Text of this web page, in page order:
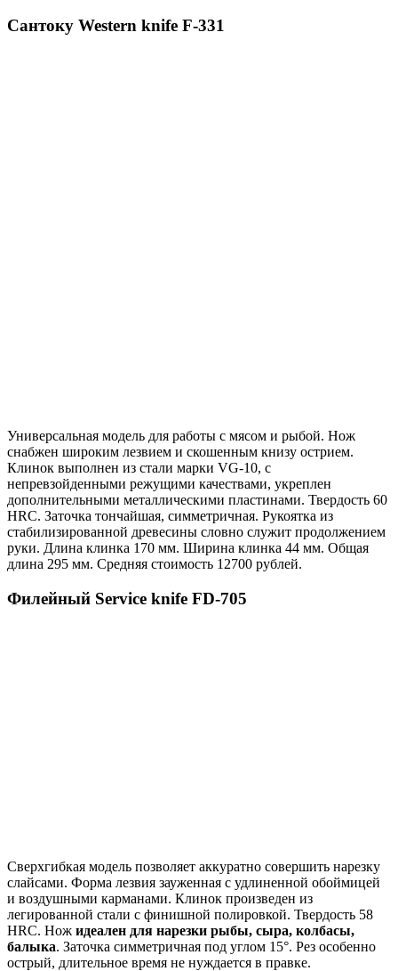
Сантоку Western knife F-331
Универсальная модель для работы с мясом и рыбой. Нож
снабжен широким лезвием и скошенным книзу острием.
Клинок выполнен из стали марки VG-10, с
непревзойденными режущими качествами, укреплен
дополнительными металлическими пластинами. Твердость 60
HRC. Заточка тончайшая, симметричная. Рукоятка из
стабилизированной древесины словно служит продолжением
руки. Длина клинка 170 мм. Ширина клинка 44 мм. Общая
длина 295 мм. Средняя стоимость 12700 рублей.
Филейный Service knife FD-705
Сверхгибкая модель позволяет аккуратно совершить нарезку
слайсами. Форма лезвия зауженная с удлиненной обоймицей
и воздушными карманами. Клинок произведен из
легированной стали с финишной полировкой. Твердость 58
HRC. Нож идеален для нарезки рыбы, сыра, колбасы,
балыка. Заточка симметричная под углом 15°. Рез особенно
острый, длительное время не нуждается в правке.